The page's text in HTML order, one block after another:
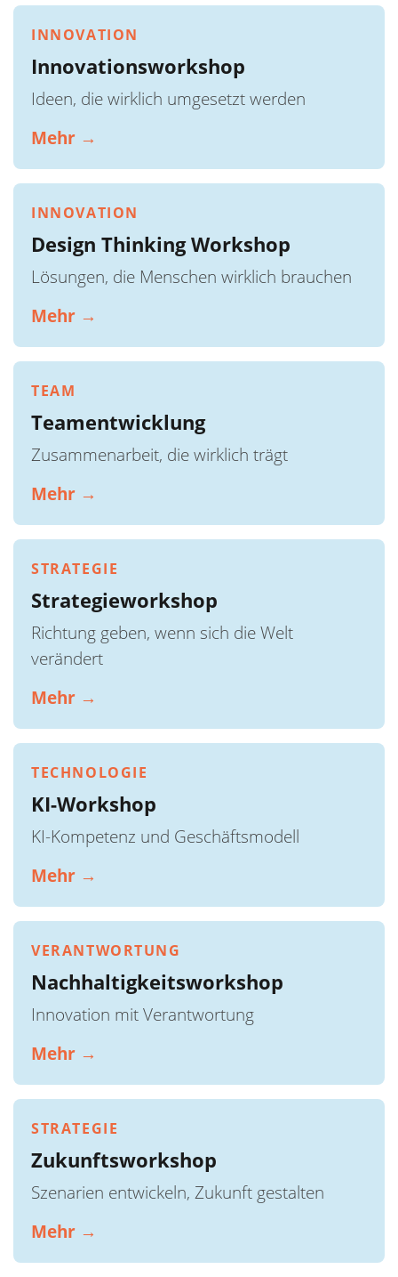
INNOVATION
Innovationsworkshop
Ideen, die wirklich umgesetzt werden
Mehr →
INNOVATION
Design Thinking Workshop
Lösungen, die Menschen wirklich brauchen
Mehr →
TEAM
Teamentwicklung
Zusammenarbeit, die wirklich trägt
Mehr →
STRATEGIE
Strategieworkshop
Richtung geben, wenn sich die Welt
verändert
Mehr →
TECHNOLOGIE
KI-Workshop
KI-Kompetenz und Geschäftsmodell
Mehr →
VERANTWORTUNG
Nachhaltigkeitsworkshop
Innovation mit Verantwortung
Mehr →
STRATEGIE
Zukunftsworkshop
Szenarien entwickeln, Zukunft gestalten
Mehr →